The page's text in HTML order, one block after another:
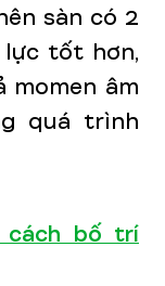
sàn có 2
tốt hơn,
momen âm
quá trình
cách bố trí